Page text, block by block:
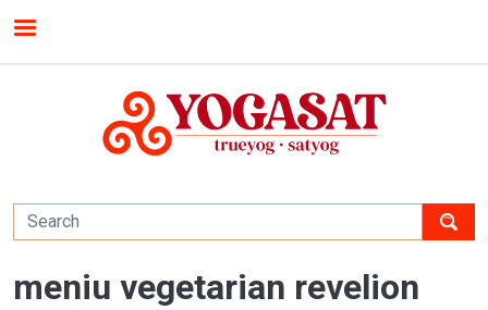
meniu vegetarian revelion